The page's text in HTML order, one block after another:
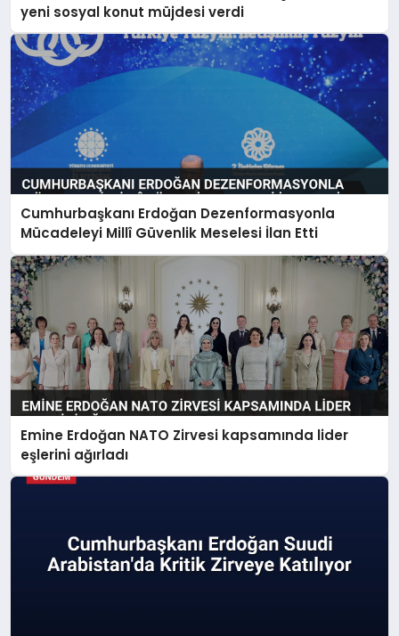
yeni sosyal konut müjdesi verdi
Cumhurbaşkanı Erdoğan Dezenformasyonla
Mücadeleyi Millî Güvenlik Meselesi İlan Etti
Emine Erdoğan NATO Zirvesi kapsamında lider
eşlerini ağırladı